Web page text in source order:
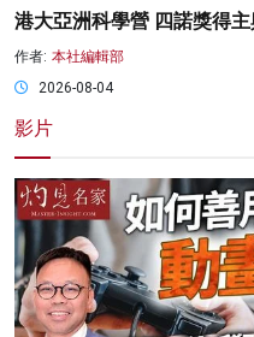
港大亞洲科學營 四諾獎得
作者: 本社編輯部
2026-08-04
影片